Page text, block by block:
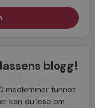
blogg!
medlemmer funnet
kan du lese om